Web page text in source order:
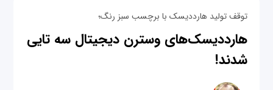
توقف تولید هارددیسک‌ با برچسب سبز رنگ؛
هارددیسک‌های وسترن دیجیتال سه تایی
شدند!